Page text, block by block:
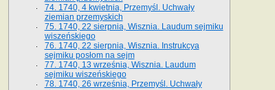
74. 1740, 4 kwietnia, Przemyśl. Uchwały
ziemian przemyskich
75. 1740, 22 sierpnia, Wisznia. Laudum sejmiku
wiszeńskiego
76. 1740, 22 sierpnia, Wisznia. Instrukcya
sejmiku posłom na sejm
77. 1740, 13 września, Wisznia. Laudum
sejmiku wiszeńskiego
78. 1740, 26 września, Przemyśl. Uchwały